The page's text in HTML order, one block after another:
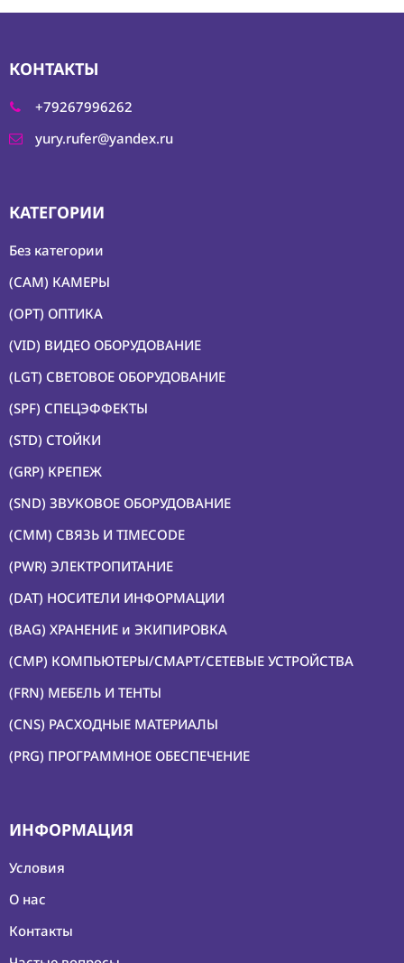
КОНТАКТЫ
+79267996262
yury.rufer@yandex.ru
КАТЕГОРИИ
Без категории
(CAM) КАМЕРЫ
(OPT) ОПТИКА
(VID) ВИДЕО ОБОРУДОВАНИЕ
(LGT) СВЕТОВОЕ ОБОРУДОВАНИЕ
(SPF) СПЕЦЭФФЕКТЫ
(STD) СТОЙКИ
(GRP) КРЕПЕЖ
(SND) ЗВУКОВОЕ ОБОРУДОВАНИЕ
(CMM) СВЯЗЬ И TIMECODE
(PWR) ЭЛЕКТРОПИТАНИЕ
(DAT) НОСИТЕЛИ ИНФОРМАЦИИ
(BAG) ХРАНЕНИЕ и ЭКИПИРОВКА
(CMP) КОМПЬЮТЕРЫ/СМАРТ/СЕТЕВЫЕ УСТРОЙСТВА
(FRN) МЕБЕЛЬ И ТЕНТЫ
(CNS) РАСХОДНЫЕ МАТЕРИАЛЫ
(PRG) ПРОГРАММНОЕ ОБЕСПЕЧЕНИЕ
ИНФОРМАЦИЯ
Условия
О нас
Контакты